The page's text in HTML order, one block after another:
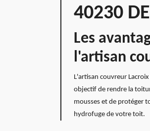
40230
Les
l'artisan
L'artisan couvreur
objectif de rendre la
mousses et de protéger
hydrofuge de votre toit.